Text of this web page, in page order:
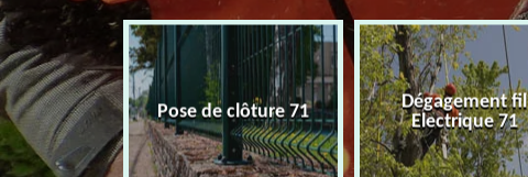
Saône-et-
Pose de clôture 71
Dégagement fil
Electrique 71